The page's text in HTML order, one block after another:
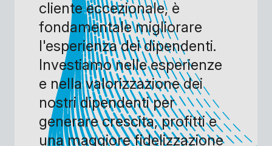
cliente eccezionale, è
fondamentale migliorare
l'esperienza dei dipendenti.
Investiamo nelle esperienze
e nella valorizzazione dei
nostri dipendenti per
generare crescita, profitti e
una maggiore fidelizzazione